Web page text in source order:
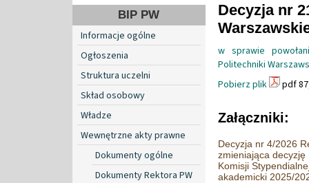
BIP PW
Informacje ogólne
Ogłoszenia
Struktura uczelni
Skład osobowy
Władze
Wewnętrzne akty prawne
Dokumenty ogólne
Dokumenty Rektora PW
Decyzja nr
w sprawie
Politechniki
Pobierz plik
pdf
Załączniki:
Decyzja nr 4/2026
zmieniająca decyzję
Komisji
akademicki 2025/